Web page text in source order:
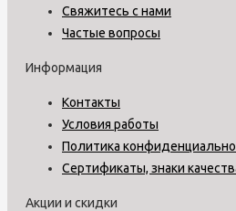
Свяжитесь с нами
Частые вопросы
Информация
Контакты
Условия работы
Политика
Сертификаты, знаки
Акции и скидки